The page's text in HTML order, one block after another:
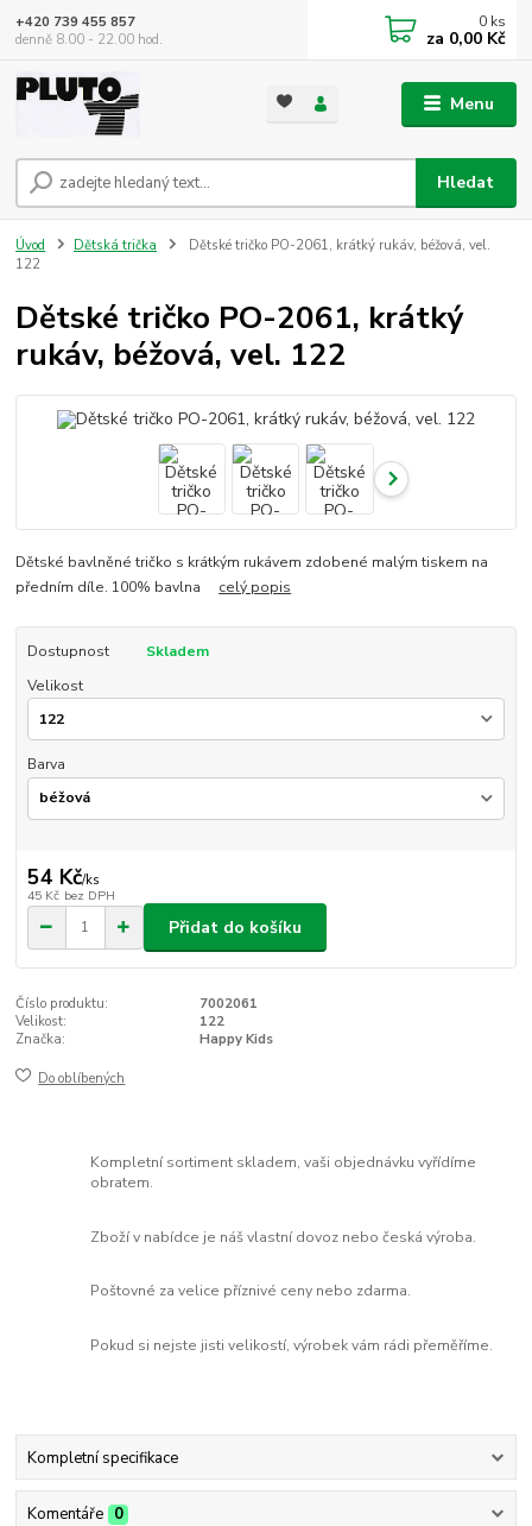
Menu
Hledat
+420 739 455 857
denně 8.00 - 22.00 hod.
0 ks
za 0,00 Kč
Úvod Dětská trička
Dětské tričko PO-2061, krátký rukáv, béžová, vel.
122
Dětské tričko PO-2061, krátký
rukáv, béžová, vel. 122
Dětské bavlněné tričko s krátkým rukávem zdobené malým tiskem na
předním díle. 100% bavlna celý popis
Dostupnost
Skladem
Velikost
Barva
54 Kč/ks
45 Kč bez DPH
Přidat do košíku
Číslo produktu:
7002061
Velikost:
122
Značka:
Happy Kids
Do oblíbených
Kompletní sortiment skladem, vaši objednávku vyřídíme
obratem.
Zboží v nabídce je náš vlastní dovoz nebo česká výroba.
Poštovné za velice příznivé ceny nebo zdarma.
Pokud si nejste jisti velikostí, výrobek vám rádi přeměříme.
Kompletní specifikace
Komentáře 0